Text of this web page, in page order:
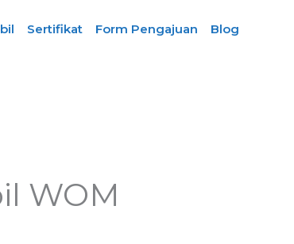
Sertifikat Form Pengajuan Blog
WOM